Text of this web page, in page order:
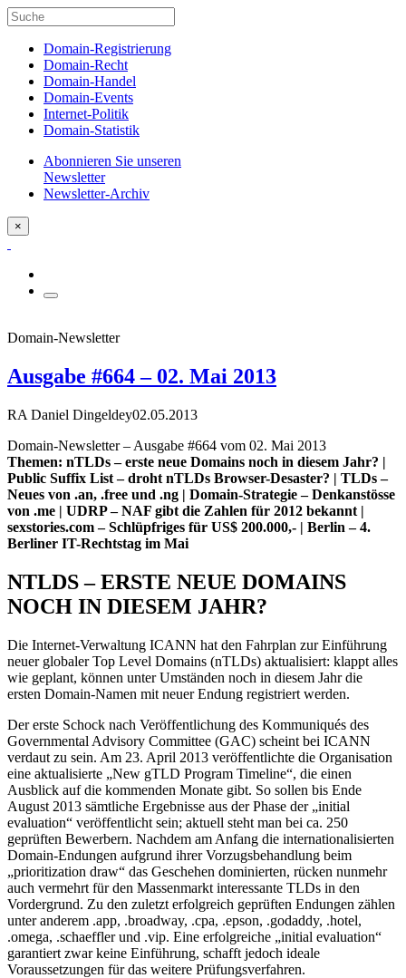
Domain-Registrierung
Domain-Recht
Domain-Handel
Domain-Events
Internet-Politik
Domain-Statistik
Abonnieren Sie unseren
Newsletter
Newsletter-Archiv
×
Domain-Newsletter
Ausgabe #664 – 02. Mai 2013
RA Daniel Dingeldey02.05.2013
Domain-Newsletter – Ausgabe #664 vom 02. Mai 2013
Themen: nTLDs – erste neue Domains noch in diesem Jahr? |
Public Suffix List – droht nTLDs Browser-Desaster? | TLDs –
Neues von .an, .free und .ng | Domain-Strategie – Denkanstösse
von .me | UDRP – NAF gibt die Zahlen für 2012 bekannt |
sexstories.com – Schlüpfriges für US$ 200.000,- | Berlin – 4.
Berliner IT-Rechtstag im Mai
NTLDS – ERSTE NEUE DOMAINS
NOCH IN DIESEM JAHR?
Die Internet-Verwaltung ICANN hat den Fahrplan zur Einführung
neuer globaler Top Level Domains (nTLDs) aktualisiert: klappt alles
wie geplant, können unter Umständen noch in diesem Jahr die
ersten Domain-Namen mit neuer Endung registriert werden.
Der erste Schock nach Veröffentlichung des Kommuniqués des
Governmental Advisory Committee (GAC) scheint bei ICANN
verdaut zu sein. Am 23. April 2013 veröffentlichte die Organisation
eine aktualisierte „New gTLD Program Timeline“, die einen
Ausblick auf die kommenden Monate gibt. So sollen bis Ende
August 2013 sämtliche Ergebnisse aus der Phase der „initial
evaluation“ veröffentlicht sein; aktuell steht man bei ca. 250
geprüften Bewerbern. Nachdem am Anfang die internationalisierten
Domain-Endungen aufgrund ihrer Vorzugsbehandlung beim
„prioritization draw“ das Geschehen dominierten, rücken nunmehr
auch vermehrt für den Massenmarkt interessante TLDs in den
Vordergrund. Zu den zuletzt erfolgreich geprüften Endungen zählen
unter anderem .app, .broadway, .cpa, .epson, .godaddy, .hotel,
.omega, .schaeffler und .vip. Eine erfolgreiche „initial evaluation“
garantiert zwar keine Einführung, schafft jedoch ideale
Voraussetzungen für das weitere Prüfungsverfahren.